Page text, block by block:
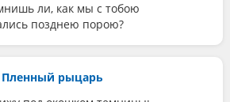
ли, как мы с тобою
позднею порою?
Пленный рыцарь